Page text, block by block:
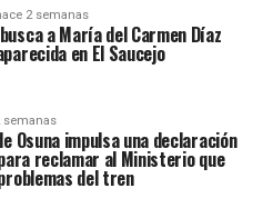
2 semanas
busca a María del Carmen Díaz
en El Saucejo
semanas
Osuna impulsa una declaración
reclamar al Ministerio que
del tren